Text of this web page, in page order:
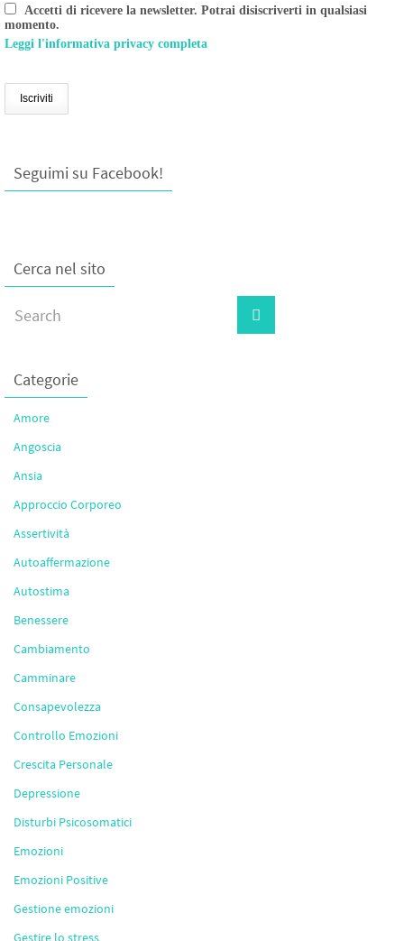
Accetti di ricevere la newsletter. Potrai disiscriverti in qualsiasi
momento.
Leggi l'informativa privacy completa
Seguimi su Facebook!
Cerca nel sito
Categorie
Amore
Angoscia
Ansia
Approccio Corporeo
Assertività
Autoaffermazione
Autostima
Benessere
Cambiamento
Camminare
Consapevolezza
Controllo Emozioni
Crescita Personale
Depressione
Disturbi Psicosomatici
Emozioni
Emozioni Positive
Gestione emozioni
Gestire lo stress